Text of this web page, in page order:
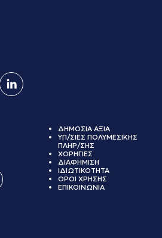
ΔΗΜΟΣΙΑ ΑΞΙΑ
ΥΠ/ΣΙΕΣ ΠΟΛΥΜΕΣΙΚΗΣ
ΠΛΗΡ/ΣΗΣ
ΧΟΡΗΓΙΕΣ
ΔΙΑΦΗΜΙΣΗ
ΙΔΙΩΤΙΚΟΤΗΤΑ
ΟΡΟΙ ΧΡΗΣΗΣ
ΕΠΙΚΟΙΝΩΝΙΑ